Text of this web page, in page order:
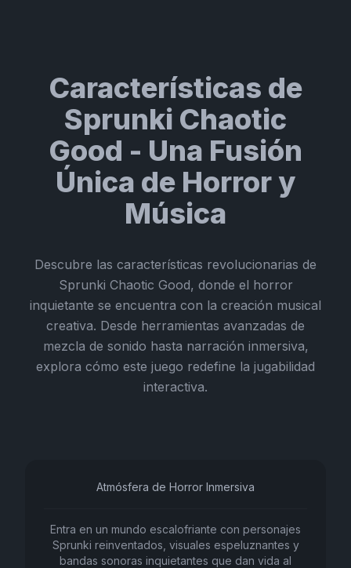
Características de
Sprunki Chaotic
Good - Una Fusión
Única de Horror y
Música
Descubre las características revolucionarias de
Sprunki Chaotic Good, donde el horror
inquietante se encuentra con la creación musical
creativa. Desde herramientas avanzadas de
mezcla de sonido hasta narración inmersiva,
explora cómo este juego redefine la jugabilidad
interactiva.
Atmósfera de Horror Inmersiva
Entra en un mundo escalofriante con personajes
Sprunki reinventados, visuales espeluznantes y
bandas sonoras inquietantes que dan vida al